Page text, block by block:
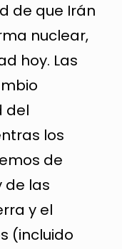
de que Irán
nuclear,
hoy. Las
del
los
de
de las
y el
(incluido